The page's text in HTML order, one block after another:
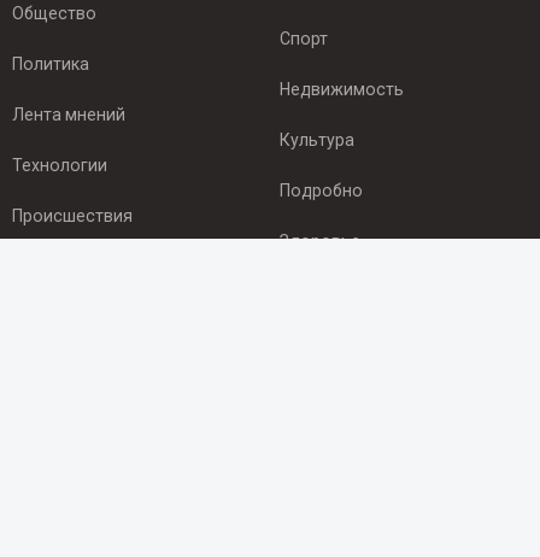
Общество
Политика
Лента мнений
Технологии
Происшествия
Спорт
Недвижимость
Культура
Подробно
Здоровье